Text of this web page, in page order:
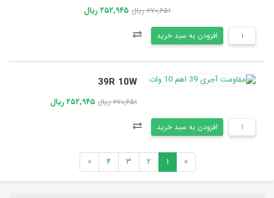
۲۷۰,۶۵۱ ریال ۲۵۲,۹۴۵ ریال
افزودن به سبد خرید
39R 10W
۲۷۰,۶۵۱ ریال ۲۵۲,۹۴۵ ریال
افزودن به سبد خرید
«
1
2
3
4
»